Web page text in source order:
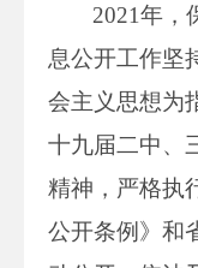
2021年，
息公开工作坚
会主义思想为
十九届二中、
精神，严格执
公开条例》和